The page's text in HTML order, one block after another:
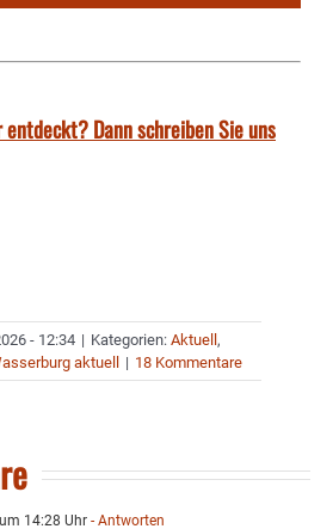
entdeckt? Dann schreiben Sie uns
- 12:34 | Kategorien: Aktuell ,
aktuell | 18 Kommentare
14:28 Uhr - Antworten